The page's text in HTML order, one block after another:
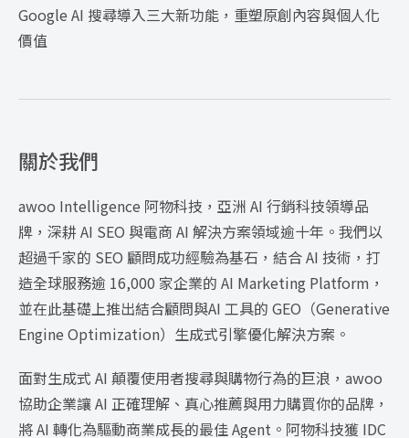
Google AI 搜尋導入三大新功能，重塑原創內容與個人化
價值
關於我們
awoo Intelligence 阿物科技，亞洲 AI 行銷科技領導品
牌，深耕 AI SEO 與電商 AI 解決方案領域逾十年。我們以
超過千家的 SEO 顧問成功經驗為基石，結合 AI 技術，打
造全球服務逾 16,000 家企業的 AI Marketing Platform，
並在此基礎上推出結合顧問與AI 工具的 GEO（Generative
Engine Optimization）生成式引擎優化解決方案。
面對生成式 AI 顛覆使用者搜尋與購物行為的巨浪，awoo
協助企業讓 AI 正確理解、真心推薦與用力購買你的品牌，
將 AI 轉化為驅動商業成長的最佳 Agent。阿物科技獲 IDC